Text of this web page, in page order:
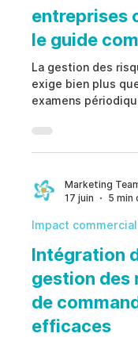
entreprises
le guide
La gestion des
exige bien plus
examens
fournisseurs, la
contractuelles
responsabilité,
opérationnelle
Marketing
17 juin
5 min
Impact commercial
Intégration
gestion des
de
efficaces